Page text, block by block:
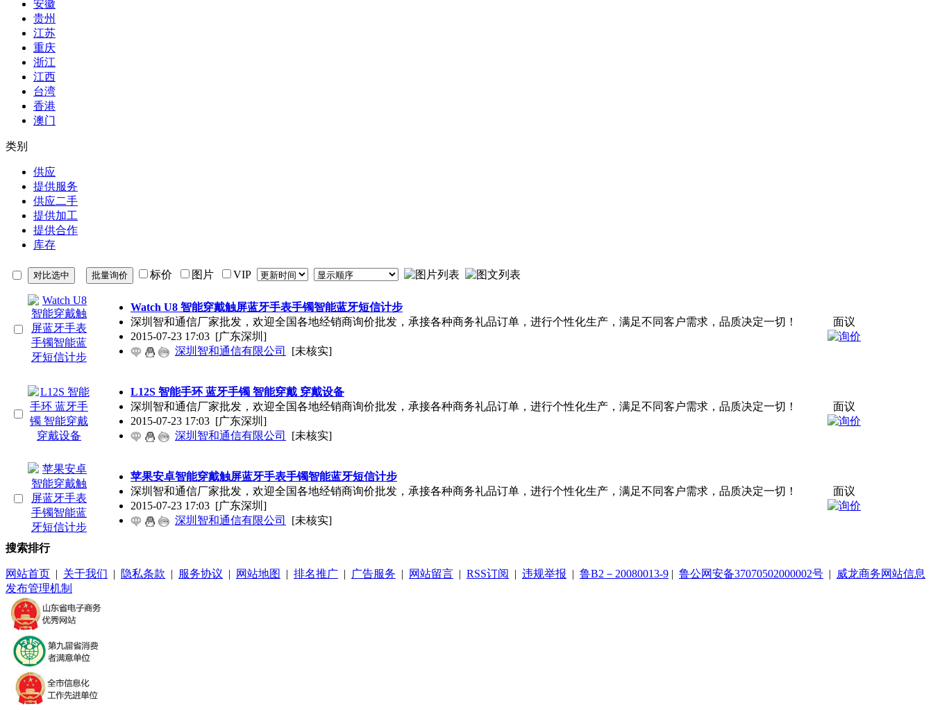
安徽
贵州
江苏
重庆
浙江
江西
台湾
香港
澳门
类别
供应
提供服务
供应二手
提供加工
提供合作
库存
标价 图片 VIP
Watch U8 智能穿戴触屏蓝牙手表手镯智能蓝牙短信计步
深圳智和通信厂家批发，欢迎全国各地经销商询价批发，承接各种商务礼品订单，进行个性化生产，满足不同客户需求，品质决定一切！
2015-07-23 17:03 [广东深圳]
深圳智和通信有限公司
[未核实]
面议
L12S 智能手环 蓝牙手镯 智能穿戴 穿戴设备
深圳智和通信厂家批发，欢迎全国各地经销商询价批发，承接各种商务礼品订单，进行个性化生产，满足不同客户需求，品质决定一切！
2015-07-23 17:03 [广东深圳]
深圳智和通信有限公司
[未核实]
面议
苹果安卓智能穿戴触屏蓝牙手表手镯智能蓝牙短信计步
深圳智和通信厂家批发，欢迎全国各地经销商询价批发，承接各种商务礼品订单，进行个性化生产，满足不同客户需求，品质决定一切！
2015-07-23 17:03 [广东深圳]
深圳智和通信有限公司
[未核实]
面议
搜索排行
网站首页 | 关于我们 | 隐私条款 | 服务协议 | 网站地图 | 排名推广 | 广告服务 | 网站留言 | RSS订阅 | 违规举报 | 鲁B2－20080013-9 | 鲁公网安备37070502000002号 |
威龙商务网站信息
发布管理机制